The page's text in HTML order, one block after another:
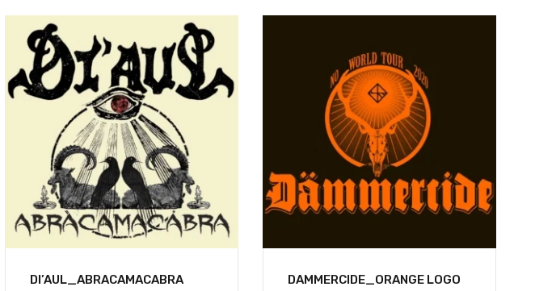
DI’AUL_ABRACAMACABRA DAMMERCIDE_ORANGE LOGO